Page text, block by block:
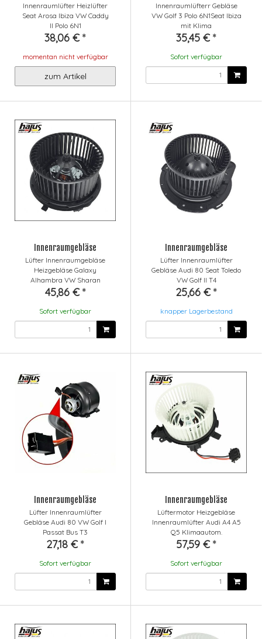
Innenraumlüfter Heizlüfter
Seat Arosa Ibiza VW Caddy
II Polo 6N1
38,06 € *
momentan nicht verfügbar
zum Artikel
Innenraumlüfterr Gebläse
VW Golf 3 Polo 6N1Seat Ibiza
mit Klima
35,45 € *
Sofort verfügbar
Innenraumgebläse
Lüfter Innenraumgebläse
Heizgebläse Galaxy
Alhambra VW Sharan
45,86 € *
Sofort verfügbar
Innenraumgebläse
Lüfter Innenraumlüfter
Gebläse Audi 80 Seat Toledo
VW Golf II T4
25,66 € *
knapper Lagerbestand
Innenraumgebläse
Lüfter Innenraumlüfter
Gebläse Audi 80 VW Golf I
Passat Bus T3
27,18 € *
Sofort verfügbar
Innenraumgebläse
Lüftermotor Heizgebläse
Innenraumlüfter Audi A4 A5
Q5 Klimaautom.
57,59 € *
Sofort verfügbar